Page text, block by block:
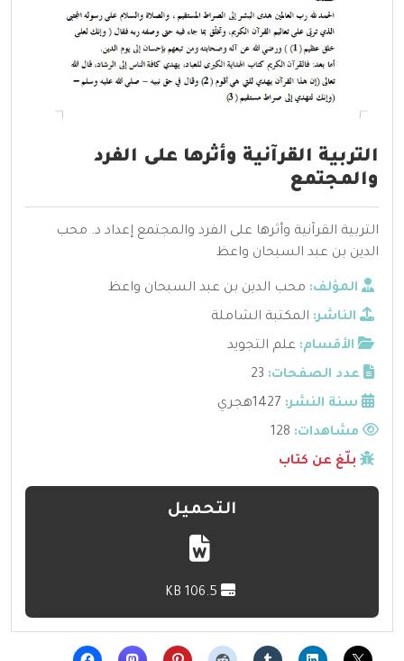
التربية القرآنية وأثرها على الفرد
والمجتمع
التربية القرآنية وأثرها على الفرد والمجتمع إعداد د. محب
الدين بن عبد السبحان واعظ
المؤلف: محب الدين بن عبد السبحان واعظ
الناشر: المكتبة الشاملة
الأقسام: علم التجويد
عدد الصفحات: 23
سنة النشر: 1427هجري
مشاهدات:
بلّغ عن كتاب
التحميل